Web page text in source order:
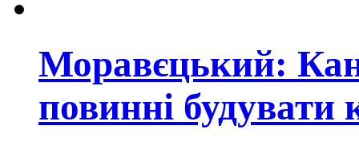
Моравєцький:
повинні будувати